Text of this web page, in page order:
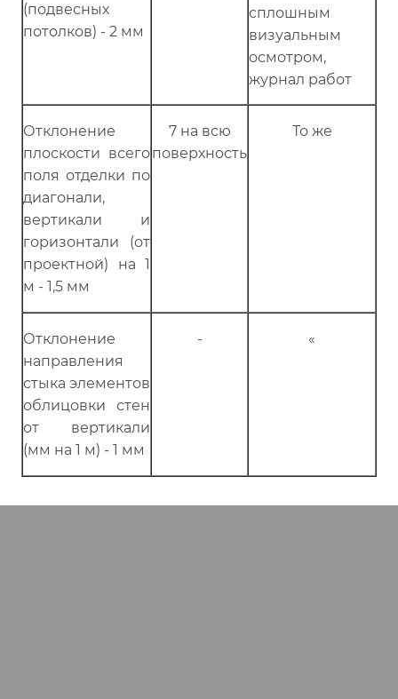
сплошным
визуальным
осмотром,
журнал работ
(подвесных
потолков) - 2 мм
Отклонение
плоскости всего
поля отделки по
диагонали,
вертикали и
горизонтали (от
проектной) на 1
м - 1,5 мм
7 на всю
поверхность
То же
Отклонение
направления
стыка элементов
облицовки стен
от вертикали
(мм на 1 м) - 1 мм
- «